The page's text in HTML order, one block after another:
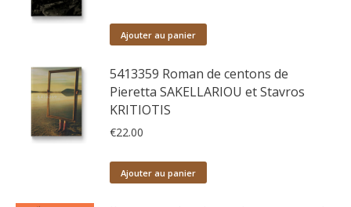
Ajouter au panier
5413359 Roman de centons de
Pieretta SAKELLARIOU et Stavros
KRITIOTIS
€22.00
Ajouter au panier